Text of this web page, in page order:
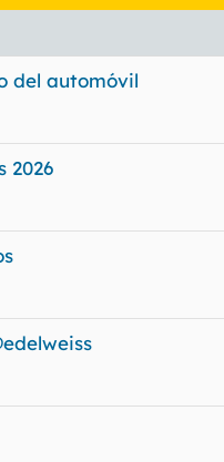
del automóvil
2026